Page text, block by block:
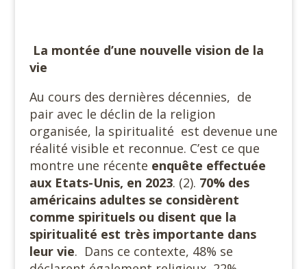
La montée d’une nouvelle vision de la
vie
Au cours des dernières décennies, de
pair avec le déclin de la religion
organisée, la spiritualité est devenue une
réalité visible et reconnue. C’est ce que
montre une récente enquête effectuée
aux Etats-Unis, en 2023. (2). 70% des
américains adultes se considèrent
comme spirituels ou disent que la
spiritualité est très importante dans
leur vie. Dans ce contexte, 48% se